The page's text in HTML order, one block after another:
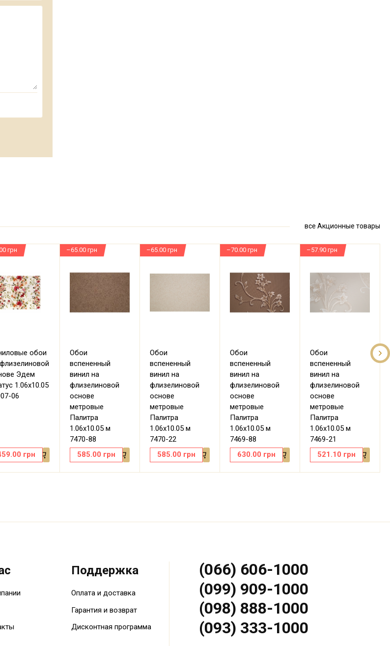
все Акционные товары
обои
Эдем
1.06х10.05
06
грн
грн
Обои
вспененный
винил на
флизелиновой
основе
метровые
Палитра
1.06х10.05 м
7470-88
585.00 грн
–65.00 грн
Обои
вспененный
винил на
флизелиновой
основе
метровые
Палитра
1.06х10.05 м
7470-22
585.00 грн
–65.00 грн
Обои
вспененный
винил на
флизелиновой
основе
метровые
Палитра
1.06х10.05 м
7469-88
630.00 грн
–70.00 грн
Обои
вспененный
винил на
флизелиновой
основе
метровые
Палитра
1.06х10.05 м
7469-21
521.10 грн
–57.90 грн
Поддержка
Оплата и доставка
Гарантия и возврат
Дисконтная программа
(066) 606-1000
(099) 909-1000
(098) 888-1000
(093) 333-1000